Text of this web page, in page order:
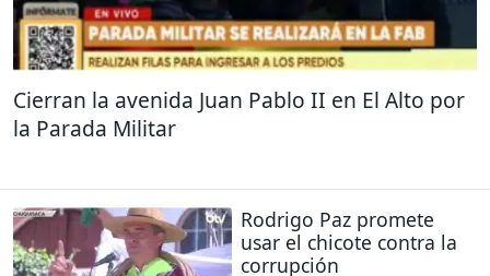
Cierran la avenida Juan Pablo II en El Alto por
la Parada Militar
Rodrigo Paz promete
usar el chicote contra la
corrupción